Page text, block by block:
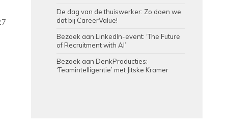
De dag van de thuiswerker: Zo doen we
dat bij CareerValue!
Bezoek aan LinkedIn-event: ‘The Future
of Recruitment with AI’
Bezoek aan DenkProducties:
‘Teamintelligentie’ met Jitske Kramer